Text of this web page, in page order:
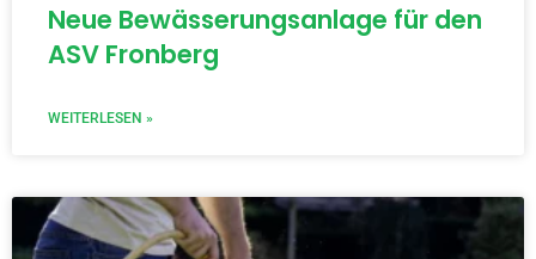
Neue Bewässerungsanlage für den
ASV Fronberg
WEITERLESEN »